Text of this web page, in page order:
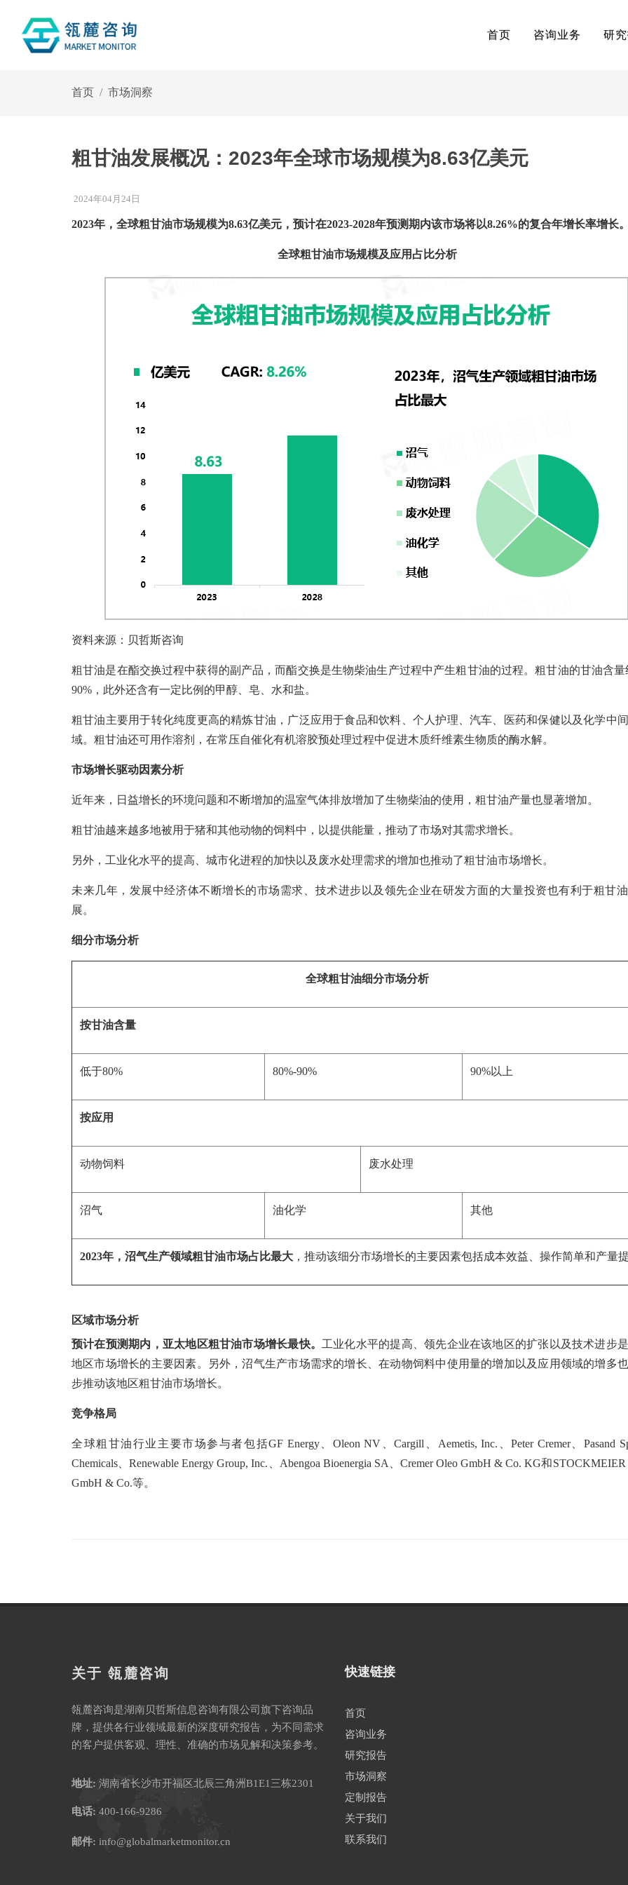
首页 咨询业务 研
首页 市场洞察
粗甘油发展概况：2023年全球市场规模为8.63亿美元
2024年04月24日
2023年，全球粗甘油市场规模为8.63亿美元，预计在2023-2028年预测期内该市场将以8.26%的复合年增长率增长
全球粗甘油市场规模及应用占比分析
资料来源：贝哲斯咨询
粗甘油是在酯交换过程中获得的副产品，而酯交换是生物柴油生产过程中产生粗甘油的过程。粗甘油的甘油含量
90%，此外还含有一定比例的甲醇、皂、水和盐。
粗甘油主要用于转化纯度更高的精炼甘油，广泛应用于食品和饮料、个人护理、汽车、医药和保健以及化学中
域。粗甘油还可用作溶剂，在常压自催化有机溶胶预处理过程中促进木质纤维素生物质的酶水解。
市场增长驱动因素分析
近年来，日益增长的环境问题和不断增加的温室气体排放增加了生物柴油的使用，粗甘油产量也显著增加。
粗甘油越来越多地被用于猪和其他动物的饲料中，以提供能量，推动了市场对其需求增长。
另外，工业化水平的提高、城市化进程的加快以及废水处理需求的增加也推动了粗甘油市场增长。
未来几年，发展中经济体不断增长的市场需求、技术进步以及领先企业在研发方面的大量投资也有利于粗甘
展。
细分市场分析
全球粗甘油细分市场分析
按甘油含量
低于80% 80%-90% 90%以上
按应用
动物饲料 废水处理
沼气 油化学 其他
2023年，沼气生产领域粗甘油市场占比最大 ，推动该细分市场增长的主要因素包括成本效益、操作简单和产量
区域市场分析
预计在预测期内，亚太地区粗甘油市场增长最快。 工业化水平的提高、领先企业在该地区的扩张以及技术进步
地区市场增长的主要因素。另外，沼气生产市场需求的增长、在动物饲料中使用量的增加以及应用领域的增多
步推动该地区粗甘油市场增长。
竞争格局
全球粗甘油行业主要市场参与者包括GF Energy、Oleon NV、Cargill、Aemetis, Inc.、Peter Cremer、Pasand
Chemicals、Renewable Energy Group, Inc.、Abengoa Bioenergia SA、Cremer Oleo GmbH & Co. KG和STOCKMEIER
GmbH & Co.等。
关于 瓴麓咨询
瓴麓咨询是湖南贝哲斯信息咨询有限公司旗下咨询品
牌，提供各行业领域最新的深度研究报告，为不同需求
的客户提供客观、理性、准确的市场见解和决策参考。
地址: 湖南省长沙市开福区北辰三角洲B1E1三栋2301
电话: 400-166-9286
邮件: info@globalmarketmonitor.cn
快速链接
首页
咨询业务
研究报告
市场洞察
定制报告
关于我们
联系我们